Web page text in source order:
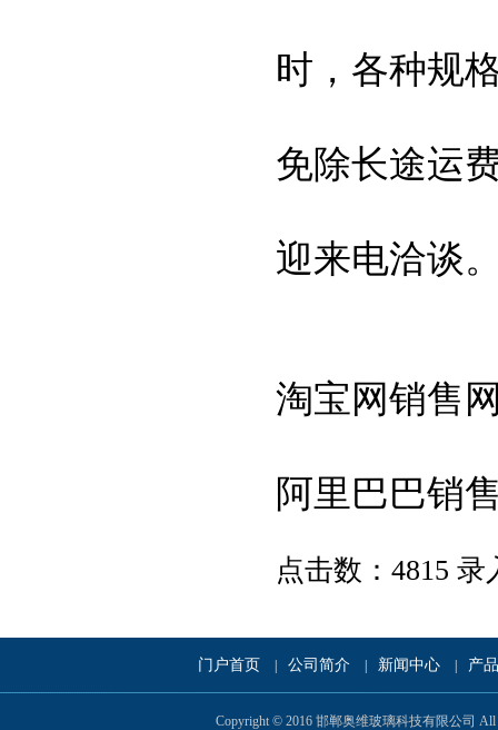
时，各种规
免除长途运
迎来电洽谈
淘宝网销售
阿里巴巴销
点击数：4815 录
门户首页 公司简介 新闻中心 产
Copyright © 2016 邯郸奥维玻璃科技有限公司